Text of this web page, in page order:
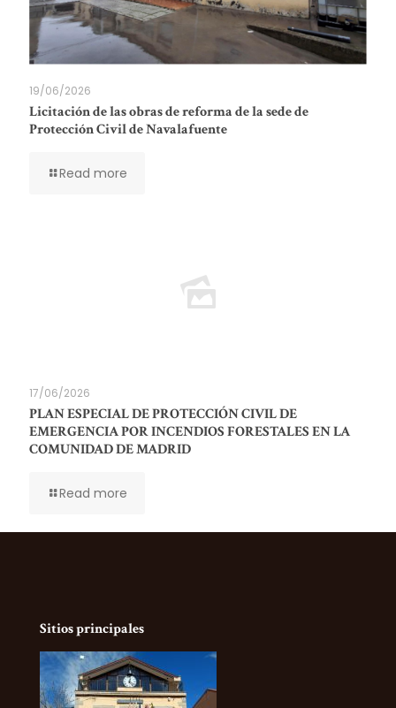
19/06/2026
Licitación de las obras de reforma de la sede de
Protección Civil de Navalafuente
Read more
17/06/2026
PLAN ESPECIAL DE PROTECCIÓN CIVIL DE
EMERGENCIA POR INCENDIOS FORESTALES EN LA
COMUNIDAD DE MADRID
Read more
Sitios principales